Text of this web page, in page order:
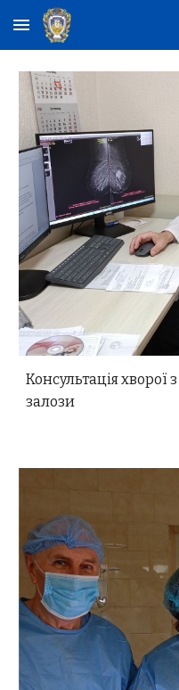
Skip to main content
Консультація
залози